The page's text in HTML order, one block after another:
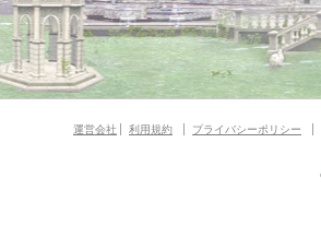
運営会社 利用規約 プライバシーポリシー